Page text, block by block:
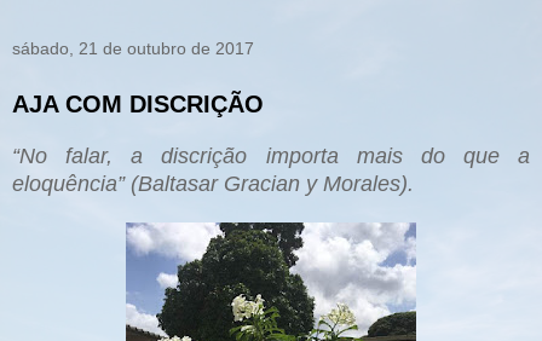
sábado, 21 de outubro de 2017
AJA COM DISCRIÇÃO
“No falar, a discrição importa mais do que a
eloquência” (Baltasar Gracian y Morales).